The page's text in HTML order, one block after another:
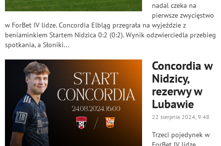
nadal czeka na
pierwsze zwycięstwo
w ForBet IV lidze. Concordia Elbląg przegrała na wyjeździe z
beniaminkiem Startem Nidzica 0:2 (0:2). Wynik odzwierciedla przebieg
spotkania, a Słoniki...
Concordia w
Nidzicy,
rezerwy w
Lubawie
22 sierpnia 2024, 9:48
Trzeci pojedynek w